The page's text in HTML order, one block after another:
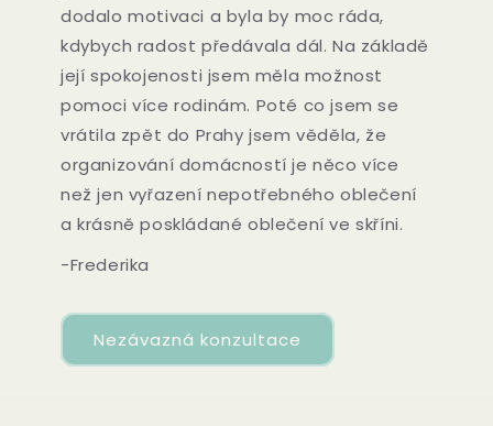
dodalo motivaci a byla by moc ráda,
kdybych radost předávala dál. Na základě
její spokojenosti jsem měla možnost
pomoci více rodinám. Poté co jsem se
vrátila zpět do Prahy jsem věděla, že
organizování domácností je něco více
než jen vyřazení nepotřebného oblečení
a krásně poskládané oblečení ve skříni.
-Frederika
Nezávazná konzultace